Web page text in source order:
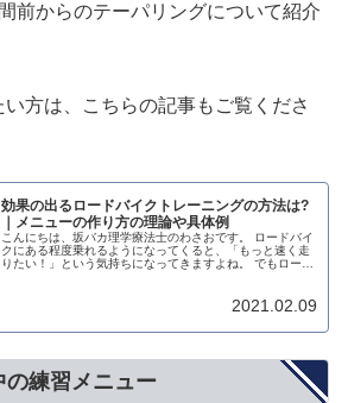
前からのテーパリングについて紹介
方は、こちらの記事もご覧くださ
効果の出るロードバイクトレーニングの方法は?
｜メニューの作り方の理論や具体例
こんにちは、坂バカ理学療法士のわさおです。 ロードバイ
クにある程度乗れるようになってくると、「もっと速く走
りたい！」という気持ちになってきますよね。 でもロード
2021.02.09
練習メニュー